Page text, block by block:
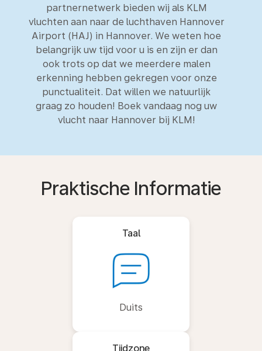
partnernetwerk bieden wij als KLM
vluchten aan naar de luchthaven Hannover
Airport (HAJ) in Hannover. We weten hoe
belangrijk uw tijd voor u is en zijn er dan
ook trots op dat we meerdere malen
erkenning hebben gekregen voor onze
punctualiteit. Dat willen we natuurlijk
graag zo houden! Boek vandaag nog uw
vlucht naar Hannover bij KLM!
Praktische Informatie
Taal
Duits
Tijdzone